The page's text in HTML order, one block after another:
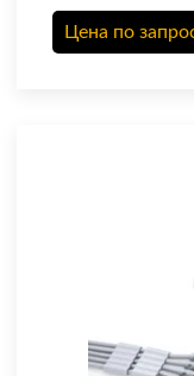
Цена по